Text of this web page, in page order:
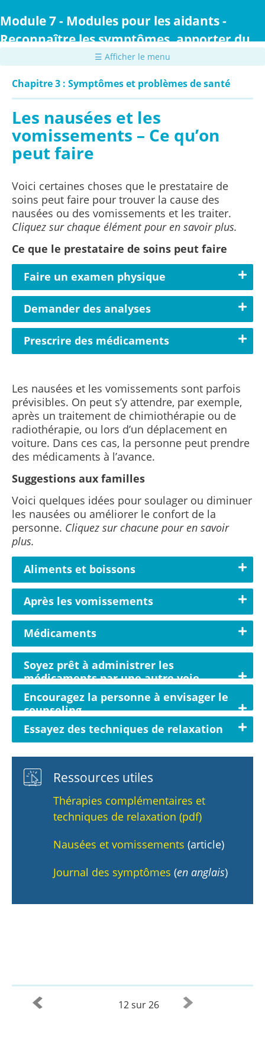
au
principal
Module 7 - Modules pour les aidants -
Reconnaître les symptômes, apporter du
confort et prodiguer des soins
☰ Afficher le menu
Chapitre 3 : Symptômes et problèmes de santé
Les nausées et les
vomissements – Ce qu’on
peut faire
Voici certaines choses que le prestataire de
soins peut faire pour trouver la cause des
nausées ou des vomissements et les traiter.
Cliquez sur chaque élément pour en savoir plus.
Ce que le prestataire de soins peut faire
Faire un examen physique
Demander des analyses
Prescrire des médicaments
Les nausées et les vomissements sont parfois
prévisibles. On peut s’y attendre, par exemple,
après un traitement de chimiothérapie ou de
radiothérapie, ou lors d’un déplacement en
voiture. Dans ces cas, la personne peut prendre
des médicaments à l’avance.
Suggestions aux familles
Voici quelques idées pour soulager ou diminuer
les nausées ou améliorer le confort de la
personne. Cliquez sur chacune pour en savoir
plus.
Aliments et boissons
Après les vomissements
Médicaments
Soyez prêt à administrer les
médicaments par une autre voie
Encouragez la personne à envisager le
counseling
Essayez des techniques de relaxation
Ressources utiles
Thérapies complémentaires et
techniques de relaxation (pdf)
Nausées et vomissements (article)
Journal des symptômes (en anglais)
12 sur 26